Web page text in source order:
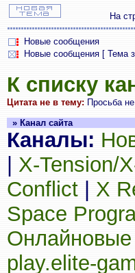
На
Новые сообщения
Новые сообщения [ Тема
К списку
Цитата не в тему: Просьба
» Канал сайта
Каналы:
X-Tension/
Conflict
X
Space
Онлайновые
play.elite-